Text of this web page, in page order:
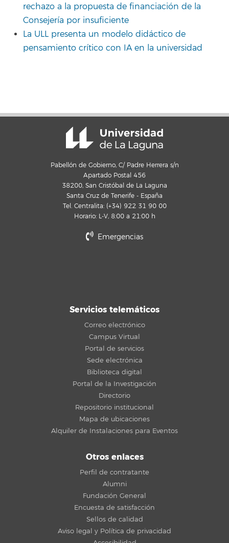
rechazo a la propuesta de financiación de la
Consejería por insuficiente
La ULL presenta un modelo didáctico de
pensamiento crítico con IA en la universidad
Pabellón de Gobierno, C/ Padre Herrera s/n
Apartado Postal 456
38200, San Cristóbal de La Laguna
Santa Cruz de Tenerife - España
Tel. Centralita: (+34) 922 31 90 00
Horario: L-V, 8:00 a 21:00 h
Emergencias
Servicios telemáticos
Correo electrónico
Campus Virtual
Portal de servicios
Sede electrónica
Biblioteca digital
Portal de la Investigación
Directorio
Repositorio institucional
Mapa de ubicaciones
Alquiler de Instalaciones para Eventos
Otros enlaces
Perfil de contratante
Alumni
Fundación General
Encuesta de satisfacción
Sellos de calidad
Aviso legal y Política de privacidad